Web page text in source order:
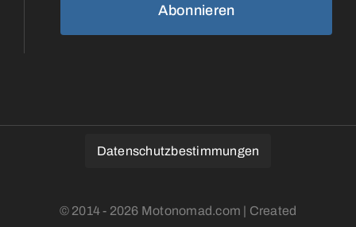
Datenschutzbestimmungen
© 2014 - 2026 Motonomad.com | Created